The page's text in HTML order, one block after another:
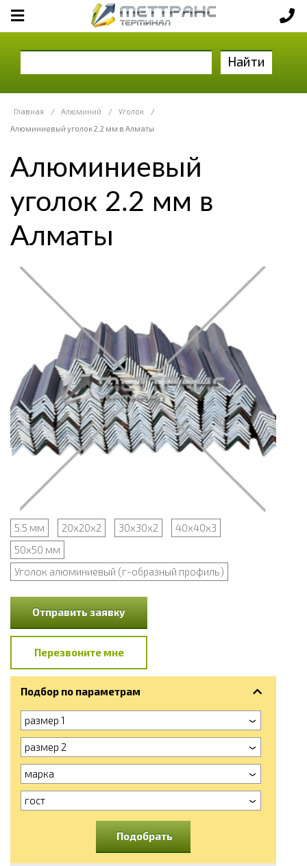
Найти
Главная / Алюминий / Уголок
/
Алюминиевый уголок 2.2 мм в Алматы
Алюминиевый
уголок 2.2 мм в
Алматы
5.5 мм 20х20х2 30х30х2
40х40х3
50х50 мм
Уголок алюминиевый (г-образный профиль)
Отправить заявку
Перезвоните мне
Подбор по параметрам
размер 1
размер 2
марка
гост
Подобрать